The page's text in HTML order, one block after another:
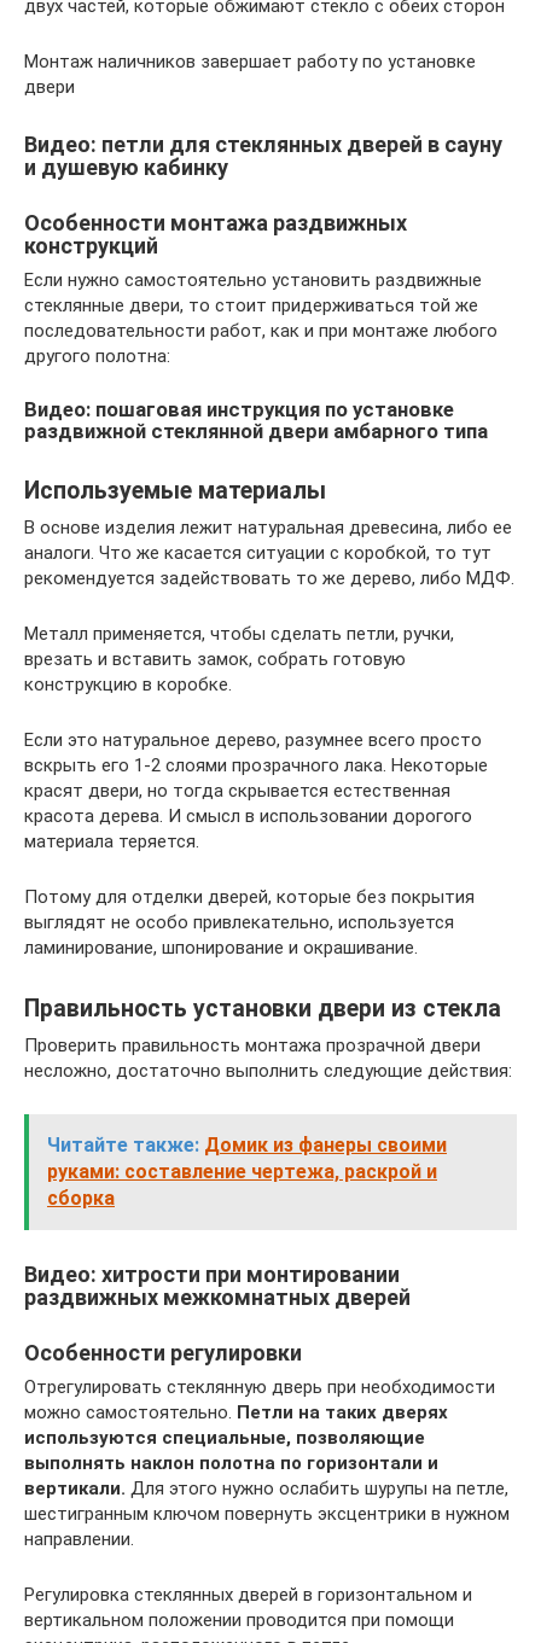
двух частей, которые обжимают стекло с обеих сторон
Монтаж наличников завершает работу по установке
двери
Видео: петли для стеклянных дверей в сауну
и душевую кабинку
Особенности монтажа раздвижных
конструкций
Если нужно самостоятельно установить раздвижные
стеклянные двери, то стоит придерживаться той же
последовательности работ, как и при монтаже любого
другого полотна:
Видео: пошаговая инструкция по установке
раздвижной стеклянной двери амбарного типа
Используемые материалы
В основе изделия лежит натуральная древесина, либо ее
аналоги. Что же касается ситуации с коробкой, то тут
рекомендуется задействовать то же дерево, либо МДФ.
Металл применяется, чтобы сделать петли, ручки,
врезать и вставить замок, собрать готовую
конструкцию в коробке.
Если это натуральное дерево, разумнее всего просто
вскрыть его 1-2 слоями прозрачного лака. Некоторые
красят двери, но тогда скрывается естественная
красота дерева. И смысл в использовании дорогого
материала теряется.
Потому для отделки дверей, которые без покрытия
выглядят не особо привлекательно, используется
ламинирование, шпонирование и окрашивание.
Правильность установки двери из стекла
Проверить правильность монтажа прозрачной двери
несложно, достаточно выполнить следующие действия:
Читайте также: Домик из фанеры своими
руками: составление чертежа, раскрой и
сборка
Видео: хитрости при монтировании
раздвижных межкомнатных дверей
Особенности регулировки
Отрегулировать стеклянную дверь при необходимости
можно самостоятельно. Петли на таких дверях
используются специальные, позволяющие
выполнять наклон полотна по горизонтали и
вертикали. Для этого нужно ослабить шурупы на петле,
шестигранным ключом повернуть эксцентрики в нужном
направлении.
Регулировка стеклянных дверей в горизонтальном и
вертикальном положении проводится при помощи